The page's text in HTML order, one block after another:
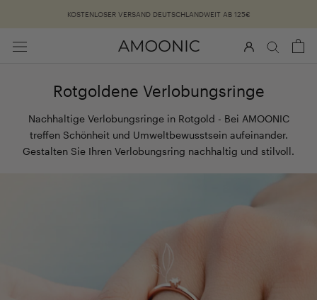
KOSTENLOSER VERSAND DEUTSCHLANDWEIT AB 125€
Rotgoldene Verlobungsringe
Nachhaltige Verlobungsringe in Rotgold - Bei AMOONIC
treffen Schönheit und Umweltbewusstsein aufeinander.
Gestalten Sie Ihren Verlobungsring nachhaltig und stilvoll.